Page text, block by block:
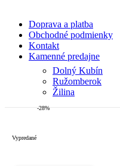
Doprava a platba
Obchodné podmienky
Kontakt
Kamenné predajne
Dolný Kubín
Ružomberok
Žilina
-28%
Vypredané